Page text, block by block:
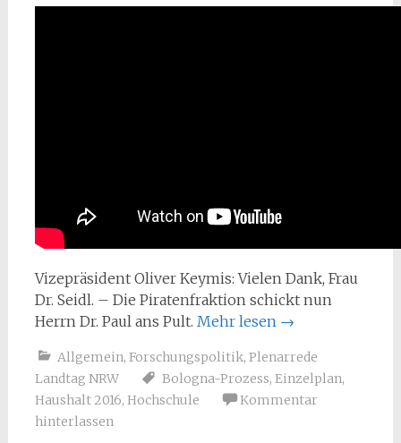
Vizepräsident Oliver Keymis: Vielen Dank, Frau
Dr. Seidl. – Die Piratenfraktion schickt nun
Herrn Dr. Paul ans Pult. Mehr lesen →
Allgemein, Forschungspolitik, Plenarrede
Landtag NRW
Bologna-Prozess, Einzelplan,
Haushalt 2016, Hochschule
Kommentar
hinterlassen